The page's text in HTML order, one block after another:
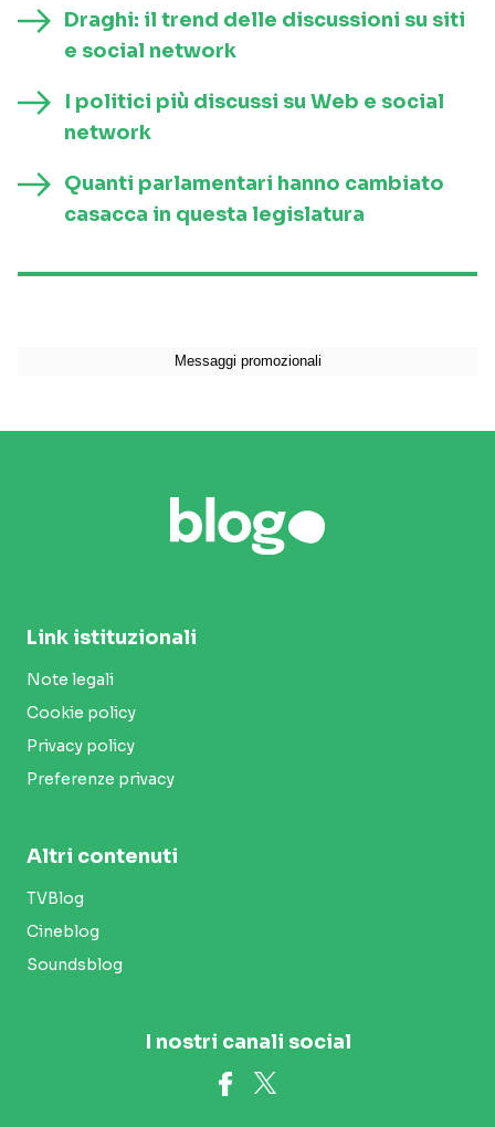
Draghi: il trend delle discussioni su siti
e social network
I politici più discussi su Web e social
network
Quanti parlamentari hanno cambiato
casacca in questa legislatura
Link istituzionali
Note legali
Cookie policy
Privacy policy
Preferenze privacy
Altri contenuti
TVBlog
Cineblog
Soundsblog
I nostri canali social